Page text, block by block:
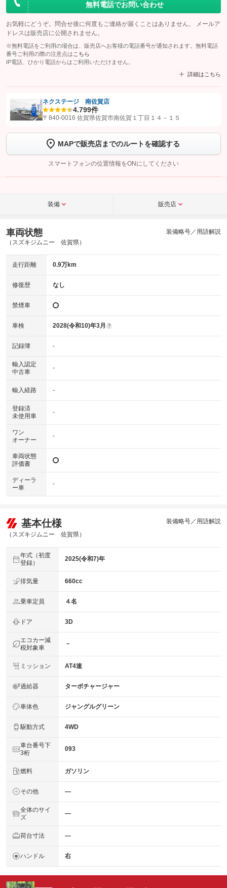
無料電話でお問い合わせ
お気軽にどうぞ。問合せ後に何度もご連絡が届くことはありません。 メールア
ドレスは販売店に公開されません。
※無料電話をご利用の場合は、販売店へお客様の電話番号が通知されます。無料電話
番号ご利用の際の注意点は こちら
IP電話、ひかり電話からはご利用いただけません。
詳細はこちら
【STEP1】認証画面でグーネットを友だち追加してから「許可する」ボタンを押
トーク画面で
ボタンをタップして問い合わせを
完了してください。
こちら
ネクステージ 南佐賀店
4.799件
〒840-0016 佐賀県佐賀市南佐賀１丁目１４－１５
MAPで販売店までのルートを確認する
スマートフォンの位置情報をONにしてください
装備 販売店
車両状態
（スズキジムニー 佐賀県）
装備略号／用語解説
走行距離 0.9万km
修復歴 なし
禁煙車
車検 2028(令和10)年3月 ?
記録簿 -
輸入認定
中古車
-
輸入経路 -
登録済
未使用車
-
ワン
オーナー
-
車両状態
評価書
ディーラ
ー車
-
基本仕様
（スズキジムニー 佐賀県）
装備略号／用語解説
年式（初度
登録）
2025(令和7)年
排気量 660cc
乗車定員 ４名
ドア 3D
エコカー減
税対象車
－
ミッション AT4速
過給器 ターボチャージャー
車体色 ジャングルグリーン
駆動方式 4WD
車台番号下
3桁
093
燃料 ガソリン
その他 ―
全体のサイ
ズ
―
荷台寸法 ―
ハンドル 右